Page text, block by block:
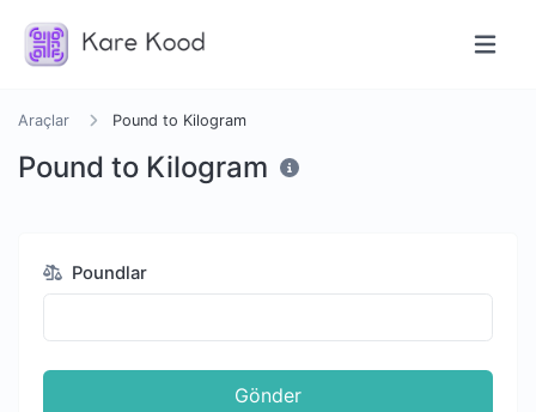
Araçlar Pound to Kilogram
Pound to Kilogram
Poundlar
Gönder